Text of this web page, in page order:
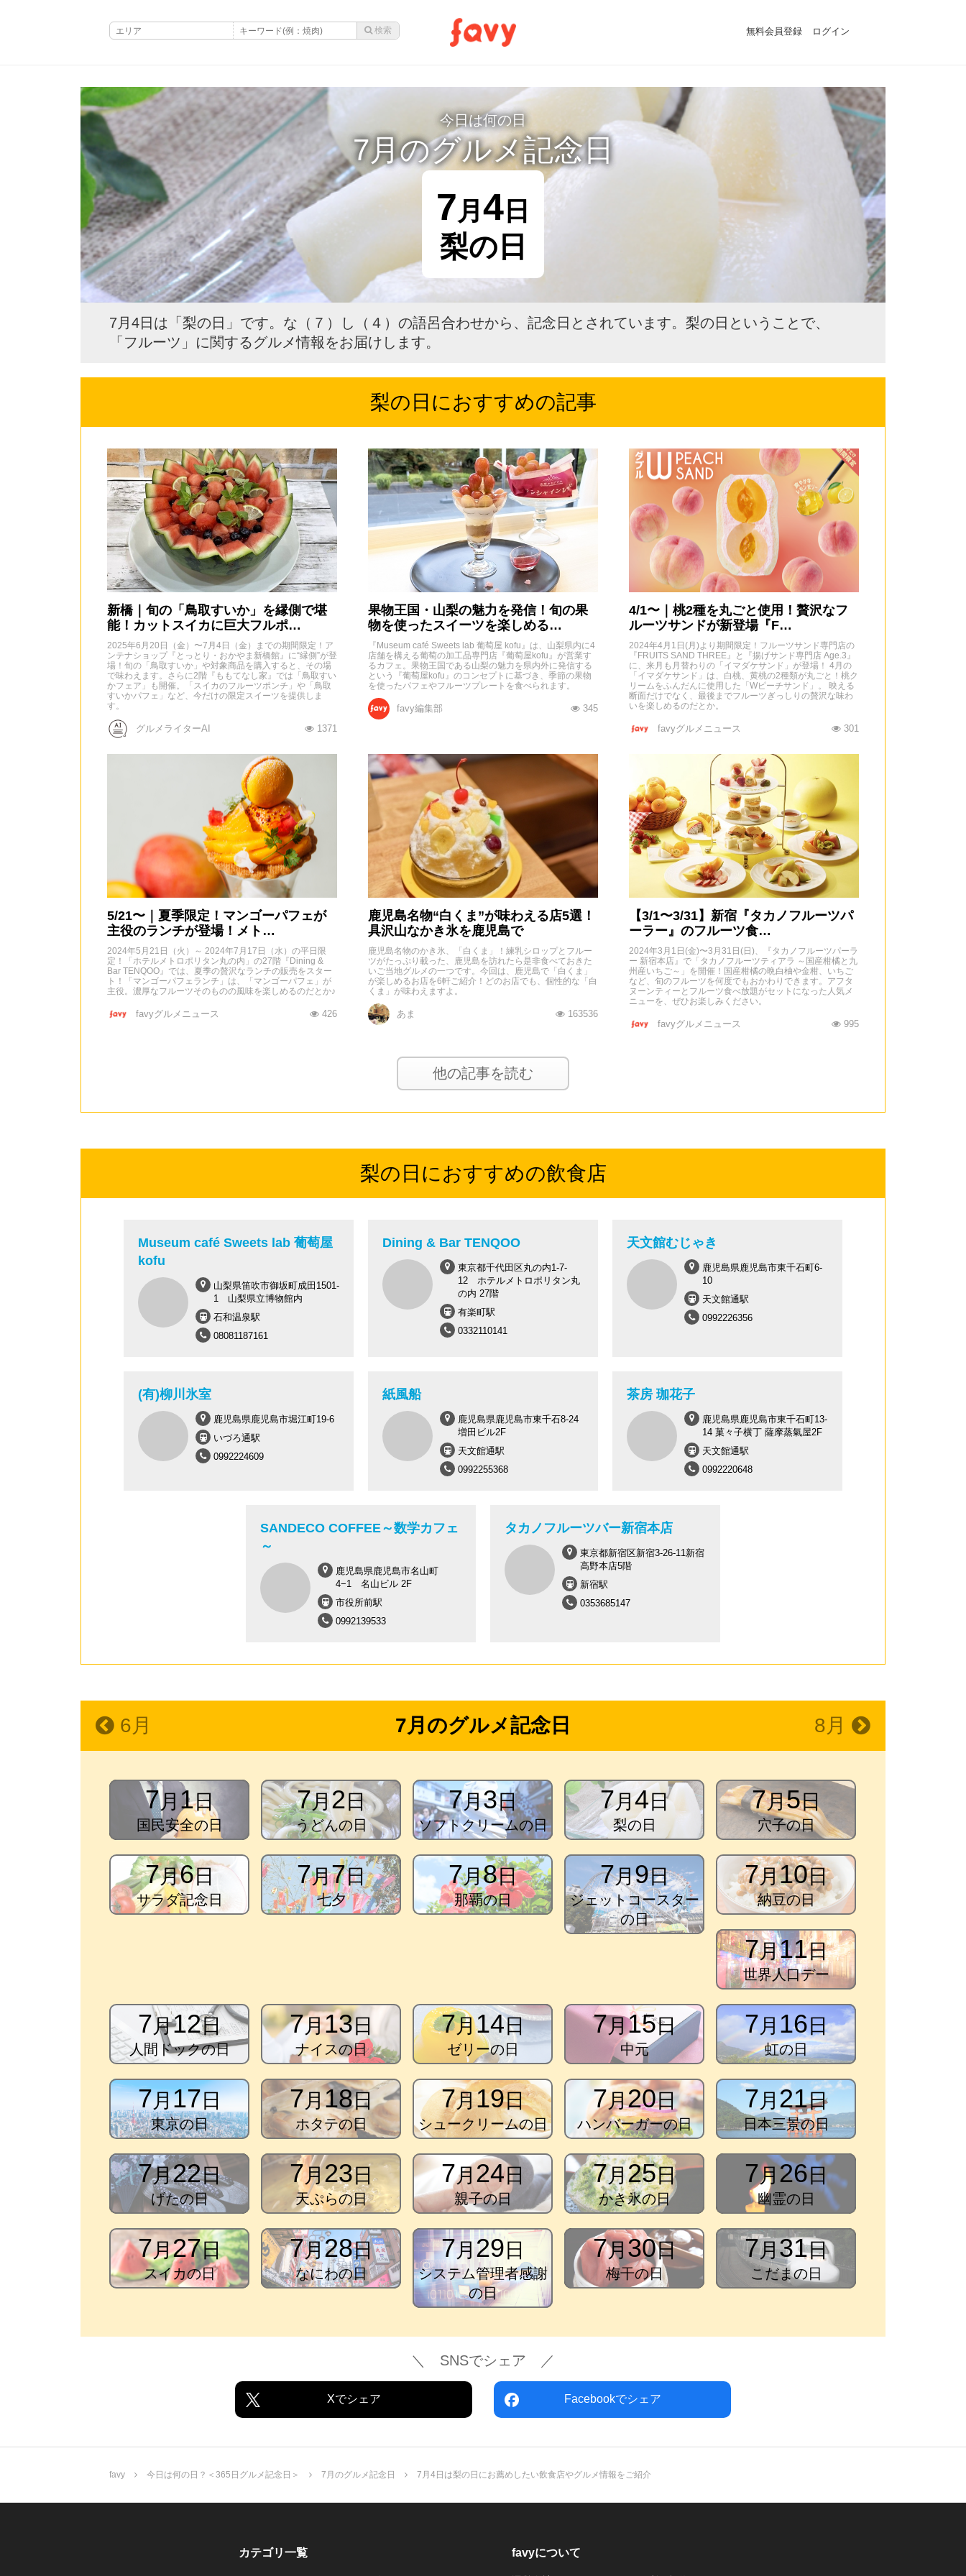
無料会員登録 ログイン
今日は何の日
7月のグルメ記念日
7月 4 日
梨の日
7月4日は「梨の日」です。な（７）し（４）の語呂合わせから、記念日とされています。梨の日ということで、
「フルーツ」に関するグルメ情報をお届けします。
梨の日におすすめの記事
新橋｜旬の「鳥取すいか」を縁側で堪
能！カットスイカに巨大フルポ…
2025年6月20日（金）〜7月4日（金）までの期間限定！ア
ンテナショップ『とっとり・おかやま新橋館』に“縁側”が登
場！旬の「鳥取すいか」や対象商品を購入すると、その場
で味わえます。さらに2階『ももてなし家』では「鳥取すい
かフェア」も開催。「スイカのフルーツポンチ」や「鳥取
すいかパフェ」など、今だけの限定スイーツを提供しま
す。
グルメライターAI 1371
果物王国・山梨の魅力を発信！旬の果
物を使ったスイーツを楽しめる…
『Museum café Sweets lab 葡萄屋 kofu』は、山梨県内に4
店舗を構える葡萄の加工品専門店『葡萄屋kofu』が営業す
るカフェ。果物王国である山梨の魅力を県内外に発信する
という『葡萄屋kofu』のコンセプトに基づき、季節の果物
を使ったパフェやフルーツプレートを食べられます。
favy編集部 345
4/1〜｜桃2種を丸ごと使用！贅沢なフ
ルーツサンドが新登場『F…
2024年4月1日(月)より期間限定！フルーツサンド専門店の
『FRUITS SAND THREE』と『揚げサンド専門店 Age.3』
に、来月も月替わりの「イマダケサンド」が登場！ 4月の
「イマダケサンド」は、白桃、黄桃の2種類が丸ごと！桃ク
リームをふんだんに使用した「Wピーチサンド」。 映える
断面だけでなく、最後までフルーツぎっしりの贅沢な味わ
いを楽しめるのだとか。
favyグルメニュース 301
5/21〜｜夏季限定！マンゴーパフェが
主役のランチが登場！メト…
2024年5月21日（火）～ 2024年7月17日（水）の平日限
定！「ホテルメトロポリタン丸の内」の27階『Dining &
Bar TENQOO』では、夏季の贅沢なランチの販売をスター
ト！「マンゴーパフェランチ」は、「マンゴーパフェ」が
主役。濃厚なフルーツそのものの風味を楽しめるのだとか♪
favyグルメニュース 426
鹿児島名物“白くま”が味わえる店5選！
具沢山なかき氷を鹿児島で
鹿児島名物のかき氷、「白くま」！練乳シロップとフルー
ツがたっぷり載った、鹿児島を訪れたら是非食べておきた
いご当地グルメの一つです。今回は、鹿児島で「白くま」
が楽しめるお店を6軒ご紹介！どのお店でも、個性的な「白
くま」が味わえますよ。
あま 163536
【3/1〜3/31】新宿『タカノフルーツパ
ーラー』のフルーツ食…
2024年3月1日(金)〜3月31日(日)、『タカノフルーツパーラ
ー 新宿本店』で「タカノフルーツティアラ ～国産柑橘と九
州産いちご～」を開催！国産柑橘の晩白柚や金柑、いちご
など、旬のフルーツを何度でもおかわりできます。アフタ
ヌーンティーとフルーツ食べ放題がセットになった人気メ
ニューを、ぜひお楽しみください。
favyグルメニュース 995
他の記事を読む
梨の日におすすめの飲食店
Museum café Sweets lab 葡萄屋
kofu
山梨県笛吹市御坂町成田1501-
1 山梨県立博物館内
石和温泉駅
08081187161
Dining & Bar TENQOO
東京都千代田区丸の内1-7-
12 ホテルメトロポリタン丸
の内 27階
有楽町駅
0332110141
天文館むじゃき
鹿児島県鹿児島市東千石町6-
10
天文館通駅
0992226356
(有)柳川氷室
鹿児島県鹿児島市堀江町19-6
いづろ通駅
0992224609
紙風船
鹿児島県鹿児島市東千石8-24
増田ビル2F
天文館通駅
0992255368
茶房 珈花子
鹿児島県鹿児島市東千石町13-
14 菓々子横丁 薩摩蒸氣屋2F
天文館通駅
0992220648
SANDECO COFFEE～数学カフェ
～
鹿児島県鹿児島市名山町
4−1 名山ビル 2F
市役所前駅
0992139533
タカノフルーツバー新宿本店
東京都新宿区新宿3-26-11新宿
高野本店5階
新宿駅
0353685147
6月 7月のグルメ記念日 8月
7月 1日
国民安全の日
7月2 日
うどんの日
7月3日
ソフトクリームの日
7月4日
梨の日
7月5日
穴子の日
7月6日
サラダ記念日
7月7日
七夕
7月8日
那覇の日
7月9日
ジェットコースター
の日
7月10日
納豆の日
7月11日
世界人口デー
7月12日
人間ドックの日
7月13日
ナイスの日
7月14日
ゼリーの日
7月15日
中元
7月 16 日
虹の日
7月17日
東京の日
7月18日
ホタテの日
7月19日
シュークリームの日
7月20日
ハンバーガーの日
7月 21日
日本三景の日
7月22日
げたの日
7月23日
天ぷらの日
7月 24日
親子の日
7月25日
かき氷の日
7月 26日
幽霊の日
7月27日
スイカの日
7月 28日
なにわの日
7月 29 日
システム管理者感謝
の日
7月30日
梅干の日
7月31日
こだまの日
＼ SNSでシェア ／
Xでシェア Facebookでシェア
favy 今日は何の日？＜365日グルメ記念日＞ 7月のグルメ記念日 7月4日は梨の日にお薦めしたい飲食店やグルメ情報をご紹介
カテゴリ一覧 favyについて